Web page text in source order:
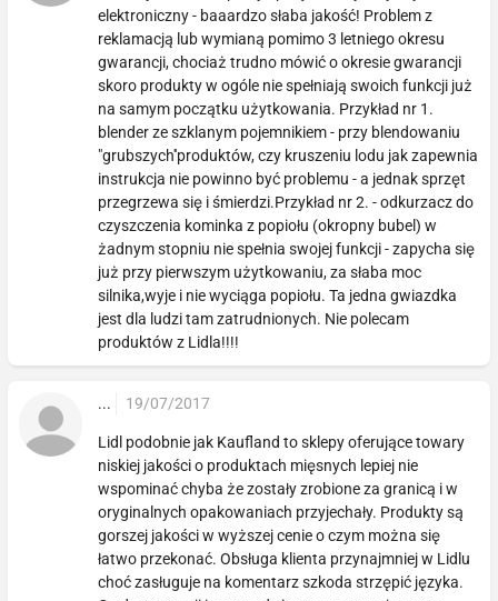
elektroniczny - baaardzo słaba jakość! Problem z
reklamacją lub wymianą pomimo 3 letniego okresu
gwarancji, chociaż trudno mówić o okresie gwarancji
skoro produkty w ogóle nie spełniają swoich funkcji już
na samym początku użytkowania. Przykład nr 1.
blender ze szklanym pojemnikiem - przy blendowaniu
"grubszych''produktów, czy kruszeniu lodu jak zapewnia
instrukcja nie powinno być problemu - a jednak sprzęt
przegrzewa się i śmierdzi.Przykład nr 2. - odkurzacz do
czyszczenia kominka z popiołu (okropny bubel) w
żadnym stopniu nie spełnia swojej funkcji - zapycha się
już przy pierwszym użytkowaniu, za słaba moc
silnika,wyje i nie wyciąga popiołu. Ta jedna gwiazdka
jest dla ludzi tam zatrudnionych. Nie polecam
produktów z Lidla!!!!
... 19/07/2017
Lidl podobnie jak Kaufland to sklepy oferujące towary
niskiej jakości o produktach mięsnych lepiej nie
wspominać chyba że zostały zrobione za granicą i w
oryginalnych opakowaniach przyjechały. Produkty są
gorszej jakości w wyższej cenie o czym można się
łatwo przekonać. Obsługa klienta przynajmniej w Lidlu
choć zasługuje na komentarz szkoda strzępić języka.